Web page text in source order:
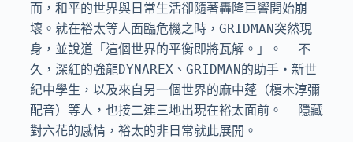
而，和平的世界與日常生活卻隨著轟隆巨響開始崩
壞。就在裕太等人面臨危機之時，GRIDMAN突然現
身，並說道「這個世界的平衡即將瓦解。」。  不
久，深紅的強龍DYNAREX、GRIDMAN的助手‧新世
紀中學生，以及來自另一個世界的麻中蓬（榎木淳彌
配音）等人，也接二連三地出現在裕太面前。  隱藏
對六花的感情，裕太的非日常就此展開。